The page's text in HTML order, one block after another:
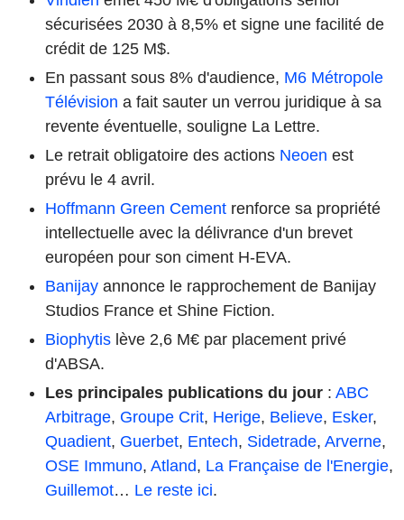
sécurisées 2030 à 8,5% et signe une facilité de
crédit de 125 M$.
En passant sous 8% d'audience, M6 Métropole
Télévision a fait sauter un verrou juridique à sa
revente éventuelle, souligne La Lettre.
Le retrait obligatoire des actions Neoen est
prévu le 4 avril.
Hoffmann Green Cement renforce sa propriété
intellectuelle avec la délivrance d'un brevet
européen pour son ciment H-EVA.
Banijay annonce le rapprochement de Banijay
Studios France et Shine Fiction.
Biophytis lève 2,6 M€ par placement privé
d'ABSA.
Les principales publications du jour : ABC
Arbitrage, Groupe Crit, Herige, Believe, Esker,
Quadient, Guerbet, Entech, Sidetrade, Arverne,
OSE Immuno, Atland, La Française de l'Energie,
Guillemot… Le reste ici.